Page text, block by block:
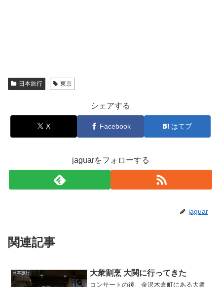
日本旅行 東京
シェアする
X Facebook はてブ
jaguarをフォローする
jaguar
関連記事
日本旅行 大衆割烹 大関に行ってきた
コンサートの後、金沢木倉町にある大衆